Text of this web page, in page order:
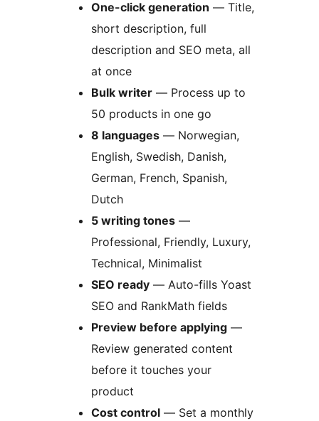
One-click generation — Title,
short description, full
description and SEO meta, all
at once
Bulk writer — Process up to
50 products in one go
8 languages — Norwegian,
English, Swedish, Danish,
German, French, Spanish,
Dutch
5 writing tones —
Professional, Friendly, Luxury,
Technical, Minimalist
SEO ready — Auto-fills Yoast
SEO and RankMath fields
Preview before applying —
Review generated content
before it touches your
product
Cost control — Set a monthly